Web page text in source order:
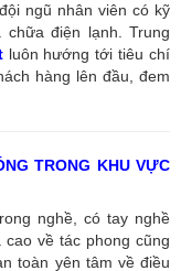
ngũ nhân viên có kỹ
điện lạnh. Trung
luôn hướng tới tiêu chí
hàng lên đầu, đem
TRONG KHU VỰC
nghề, có tay nghề
về tác phong cũng
toàn yên tâm về điều